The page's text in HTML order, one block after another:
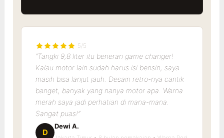
5/5
“Tangki 9,8 liter itu beneran game changer!
Kalau motor lain sudah harus isi bensin, saya
masih bisa lanjut jauh. Desain retro-nya cantik
banget, banyak yang nanya motor apa. Warna
merah saya jadi perhatian di mana-mana.
Sangat puas!”
D
Dewi A.